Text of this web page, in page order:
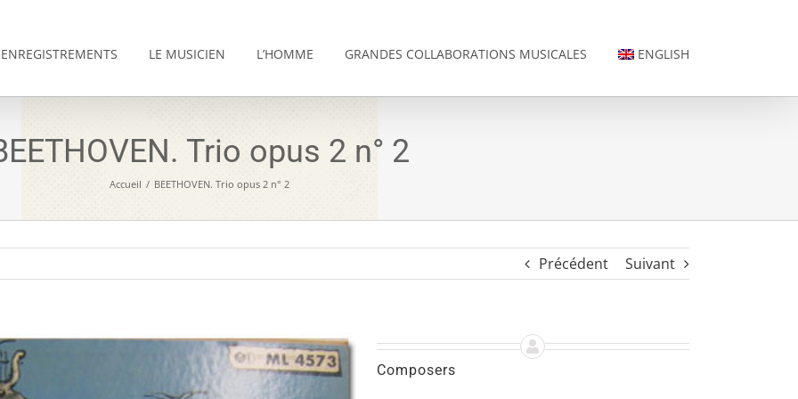
ENREGISTREMENTS LE MUSICIEN L’HOMME GRANDES COLLABORATIONS MUSICALES ENGLISH
Trio opus 2 n° 2
Accueil / BEETHOVEN. Trio opus 2 n° 2
Précédent Suivant
Composers